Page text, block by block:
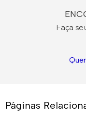
Faça
Páginas